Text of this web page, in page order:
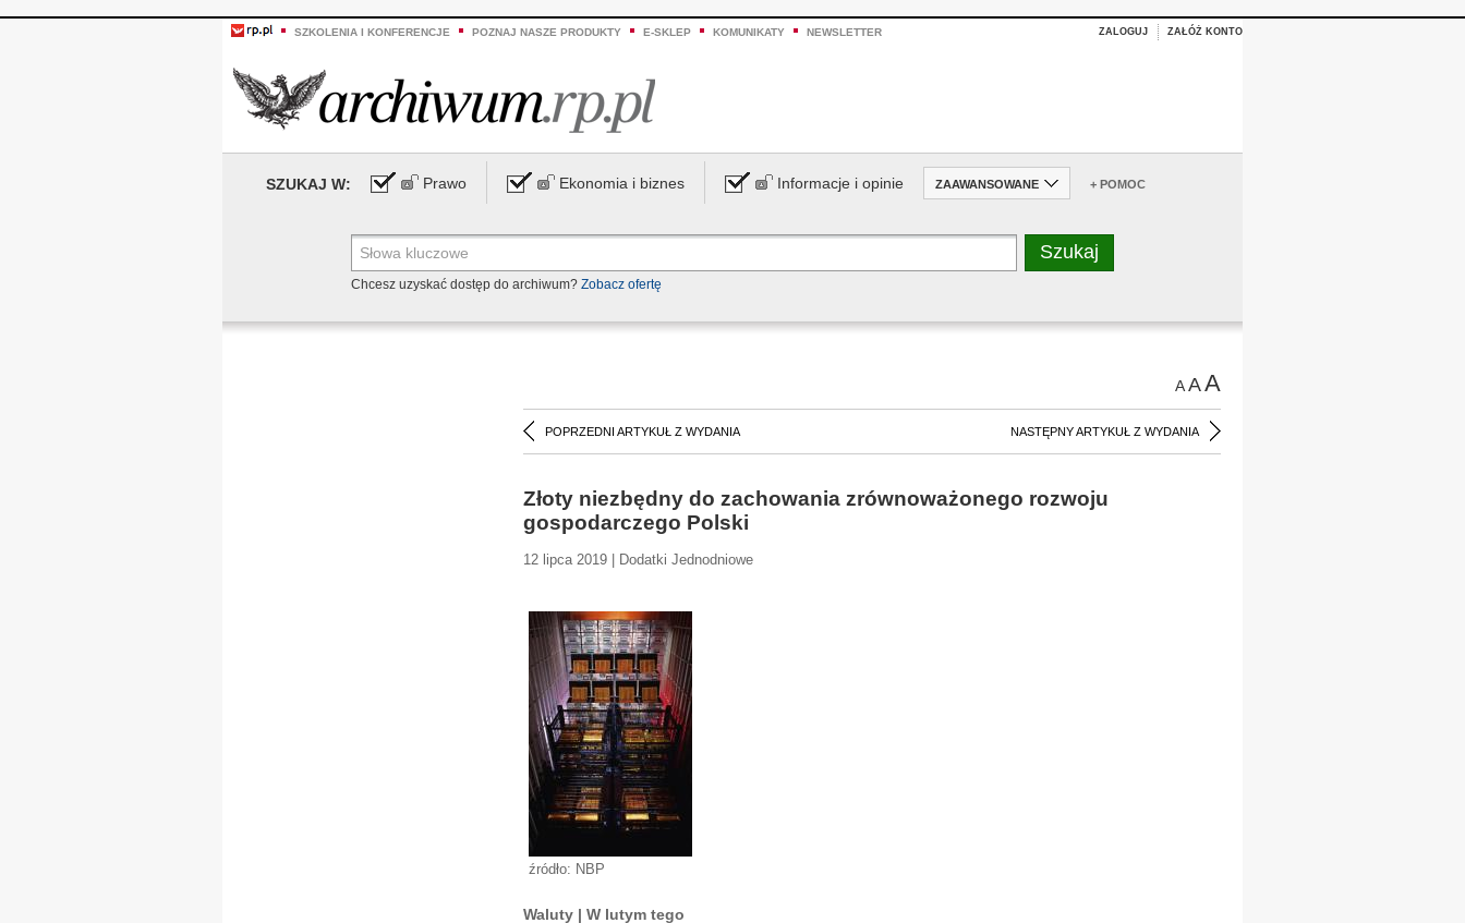
SZKOLENIA I KONFERENCJE POZNAJ NASZE PRODUKTY E-SKLEP KOMUNIKATY NEWSLETTER ZALOGUJ ZAŁÓŻ KONTO
SZUKAJ W: Prawo Ekonomia i biznes Informacje i opinie ZAAWANSOWANE + POMOC
Chcesz uzyskać dostęp do archiwum? Zobacz ofertę
AAA
POPRZEDNI ARTYKUŁ Z WYDANIA NASTĘPNY ARTYKUŁ Z WYDANIA
Złoty niezbędny do zachowania zrównoważonego rozwoju
gospodarczego Polski
12 lipca 2019 | Dodatki Jednodniowe
źródło: NBP
Waluty | W lutym tego